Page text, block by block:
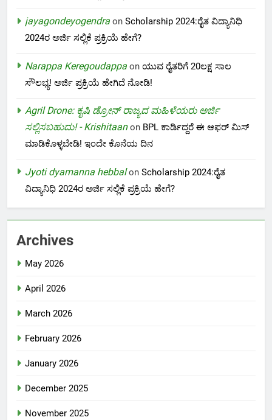
jayagondeyogendra on Scholarship 2024:ರೈತ ವಿದ್ಯಾನಿಧಿ
2024ರ ಅರ್ಜಿ ಸಲ್ಲಿಕೆ ಪ್ರಕ್ರಿಯೆ ಹೇಗೆ?
Narappa Keregoudappa on ಯುವ ರೈತರಿಗೆ 20ಲಕ್ಷ ಸಾಲ
ಸೌಲಭ್ಯ! ಅರ್ಜಿ ಪ್ರಕ್ರಿಯೆ ಹೇಗಿದೆ ನೋಡಿ!
Agril Drone: ಕೃಷಿ ಡ್ರೋನ್ ರಾಜ್ಯದ ಮಹಿಳೆಯರು ಅರ್ಜಿ
ಸಲ್ಲಿಸಬಹುದು! - Krishitaanon BPL ಕಾರ್ಡಿದ್ದರೆ ಈ ಆಫರ್ ಮಿಸ್
ಮಾಡಿಕೊಳ್ಳಬೇಡಿ! ಇಂದೇ ಕೊನೆಯ ದಿನ
Jyoti dyamanna hebbalon Scholarship 2024:ರೈತ
ವಿದ್ಯಾನಿಧಿ 2024ರ ಅರ್ಜಿ ಸಲ್ಲಿಕೆ ಪ್ರಕ್ರಿಯೆ ಹೇಗೆ?
Archives
May 2026
April 2026
March 2026
February 2026
January 2026
December 2025
November 2025